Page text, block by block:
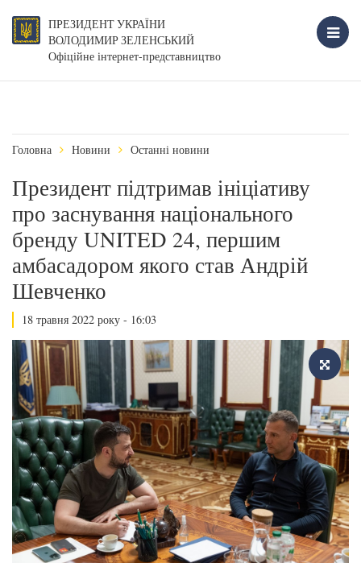
ПРЕЗИДЕНТ УКРАЇНИ
ВОЛОДИМИР ЗЕЛЕНСЬКИЙ
Офіційне інтернет-представництво
Головна Новини Останні новини
Президент підтримав ініціативу
про заснування національного
бренду UNITED 24, першим
амбасадором якого став Андрій
Шевченко
18 травня 2022 року - 16:03